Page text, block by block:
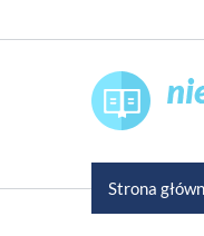
Strona